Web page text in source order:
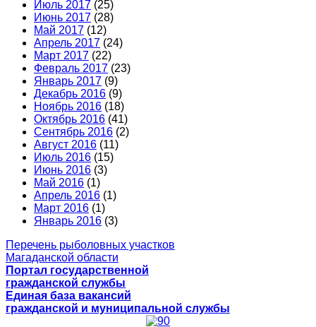
Июль 2017 (25)
Июнь 2017 (28)
Май 2017 (12)
Апрель 2017 (24)
Март 2017 (22)
Февраль 2017 (23)
Январь 2017 (9)
Декабрь 2016 (9)
Ноябрь 2016 (18)
Октябрь 2016 (41)
Сентябрь 2016 (2)
Август 2016 (11)
Июль 2016 (15)
Июнь 2016 (3)
Май 2016 (1)
Апрель 2016 (1)
Март 2016 (1)
Январь 2016 (3)
Перечень рыболовных участков
Магаданской области
Портал государственной
гражданской службы
Единая база вакансий
гражданской и муниципальной службы